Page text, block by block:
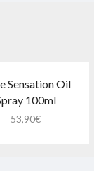
Sensation Oil
100ml
53,90€